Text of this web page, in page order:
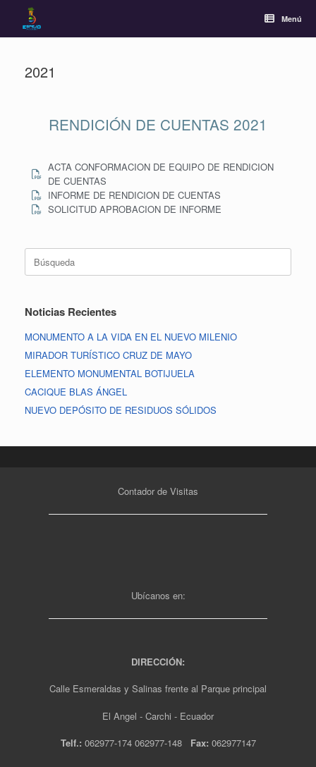
Menú
2021
RENDICIÓN DE CUENTAS 2021
ACTA CONFORMACION DE EQUIPO DE RENDICION
DE CUENTAS
INFORME DE RENDICION DE CUENTAS
SOLICITUD APROBACION DE INFORME
Noticias Recientes
MONUMENTO A LA VIDA EN EL NUEVO MILENIO
MIRADOR TURÍSTICO CRUZ DE MAYO
ELEMENTO MONUMENTAL BOTIJUELA
CACIQUE BLAS ÁNGEL
NUEVO DEPÓSITO DE RESIDUOS SÓLIDOS
Contador de Visitas
Ubícanos en:
DIRECCIÓN:
Calle Esmeraldas y Salinas frente al Parque principal
El Angel - Carchi - Ecuador
Telf.: 062977-174 062977-148 Fax: 062977147